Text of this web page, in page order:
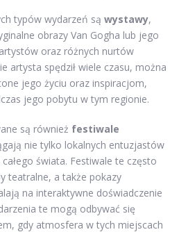
typów wydarzeń są wystawy,
obrazy Van Gogha lub jego
oraz różnych nurtów
artysta spędził wiele czasu, można
jego życiu oraz inspiracjom,
jego pobytu w tym regionie.
są również festiwale
nie tylko lokalnych entuzjastów
świata. Festiwale te często
teatralne, a także pokazy
na interaktywne doświadczenie
te mogą odbywać się
gdy atmosfera w tych miejscach